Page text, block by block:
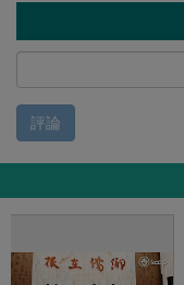
評論